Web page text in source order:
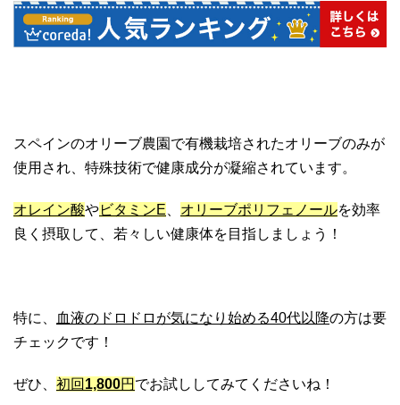
スペインのオリーブ農園で有機栽培されたオリーブのみが
使用され、特殊技術で健康成分が凝縮されています。
オレイン酸やビタミンE オリーブポリフェノールを効率
良く摂取して、若々しい健康体を目指しましょう！
特に、 血液のドロドロが気になり始める40代以降の方は要
チェックです！
ぜひ、 初回 1,800円 でお試ししてみてくださいね！